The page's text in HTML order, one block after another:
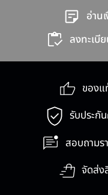
อ่าน
ลงทะเบี
ของ
รับประกั
สอบถามร
จัดส่ง